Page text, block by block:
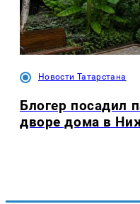
Новости Татарстана
Блогер посадил
дворе дома в